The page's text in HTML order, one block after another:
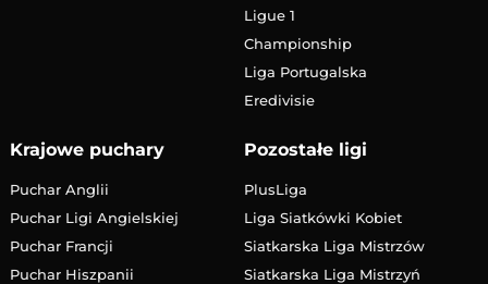
Ligue 1
Championship
Liga Portugalska
Eredivisie
Krajowe puchary
Puchar Anglii
Puchar Ligi Angielskiej
Puchar Francji
Puchar Hiszpanii
Pozostałe ligi
PlusLiga
Liga Siatkówki Kobiet
Siatkarska Liga Mistrzów
Siatkarska Liga Mistrzyń